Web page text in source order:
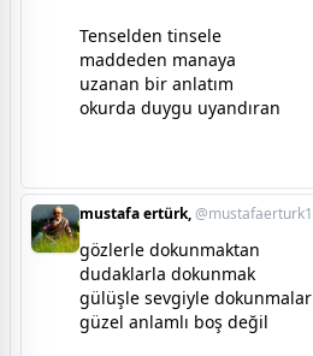
Tenselden tinsele
maddeden manaya
uzanan bir anlatım
okurda duygu uyandıran
mustafa ertürk,@mustafaerturk1
gözlerle dokunmaktan
dudaklarla dokunmak
gülüşle sevgiyle dokunmalar
güzel anlamlı boş değil